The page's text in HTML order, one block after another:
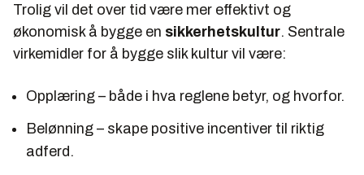
Trolig vil det over tid være mer effektivt og
økonomisk å bygge en sikkerhetskultur. Sentrale
virkemidler for å bygge slik kultur vil være:
Opplæring – både i hva reglene betyr, og hvorfor.
Belønning – skape positive incentiver til riktig
adferd.